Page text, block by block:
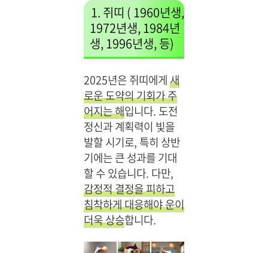
1. 쥐띠 ( 1960년생,
1972년생, 1984년
생, 1996년생, 등)
2025년은 쥐띠에게새
로운 도약의 기회가 주
어지는 해입니다. 도전
정신과 계획력이 빛을
발할 시기로, 특히 상반
기에는 큰 성과를 기대
할 수 있습니다. 다만,
감정적 결정을 피하고
침착하게 대응해야 운이
더욱 상승합니다.